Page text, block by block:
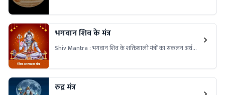
की पूजा करें
भगवान शिव के मंत्र
Shiv Mantra : भगवान शिव के शक्तिशाली मंत्रों का संकलन अर्थ
सफलता प्राप्त होती है। शिव मंत्रों से जुड़ी जानकारी और उनके लाभ
जानें।
रुद्र मंत्र